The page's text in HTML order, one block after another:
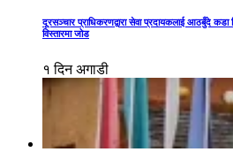
दूरसञ्चार प्राधिकरणद्वारा सेवा प्रदायकलाई आठबुँदे
विस्तारमा जोड
१ दिन अगाडी